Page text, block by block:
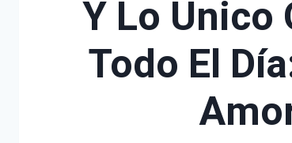
Y Lo Único
Todo El